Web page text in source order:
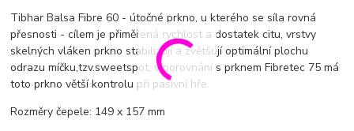
Tibhar Balsa Fibre 60 - útočné prkno, u kterého se síla rovná
přesnosti - cílem je přiměřená rychlost a dostatek citu, vrstvy
skelných vláken prkno stabilizují a zvětšují optimální plochu
odrazu míčku,tzv.sweetspot, v porovnání s prknem Fibretec 75 má
toto prkno větší kontrolu při pasivní hře.
Rozměry čepele: 149 x 157 mm